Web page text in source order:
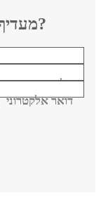
מעדיף שנחזור אליך עם פרטים?
שם
טלפון
דואר אלקטרוני